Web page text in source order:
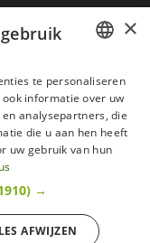
withdrawal rights
prijzen op deze website
het recht om binnen 14
FRENCH
ENGLISH
×
te personaliseren
informatie over uw
analysepartners, die
die u aan hen heeft
uw gebruik van hun
→
AFWIJZEN